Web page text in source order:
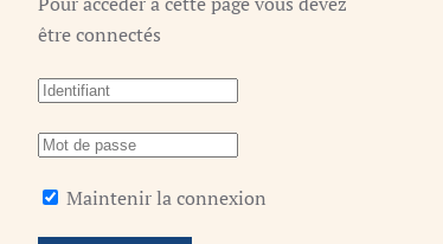
être connectés
Maintenir la connexion